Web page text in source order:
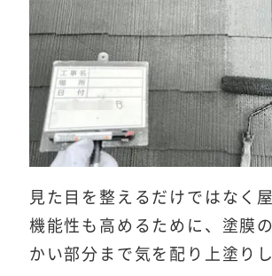
見た目を整えるだけではなく
機能性も高めるために、塗膜
かい部分まで気を配り上塗りし